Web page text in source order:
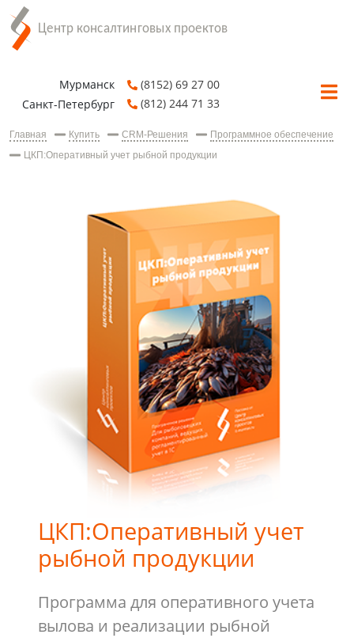
Мурманск
Санкт-Петербург
(8152) 69 27 00
(812) 244 71 33
Главная Купить CRM-Решения
Программное обеспечение
ЦКП:Оперативный учет рыбной продукции
ЦКП:Оперативный учет
рыбной продукции
Программа для оперативного учета
вылова и реализации рыбной